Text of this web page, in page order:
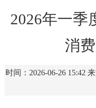
2026年一季
消
时间：2026-06-26 15:42